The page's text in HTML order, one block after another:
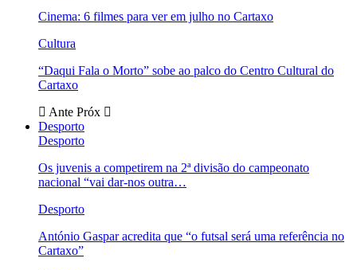
Cinema: 6 filmes para ver em julho no Cartaxo
Cultura
“Daqui Fala o Morto” sobe ao palco do Centro Cultural do
Cartaxo
Ante Próx
Desporto
Desporto
Os juvenis a competirem na 2ª divisão do campeonato
nacional “vai dar-nos outra…
Desporto
António Gaspar acredita que “o futsal será uma referência no
Cartaxo”